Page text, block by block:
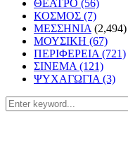
ΘΕΑΤΡΟ (56)
ΚΟΣΜΟΣ (7)
ΜΕΣΣΗΝΙΑ (2,494)
ΜΟΥΣΙΚΗ (67)
ΠΕΡΙΦΕΡΕΙΑ (721)
ΣΙΝΕΜΑ (121)
ΨΥΧΑΓΩΓΙΑ (3)
Search
for: